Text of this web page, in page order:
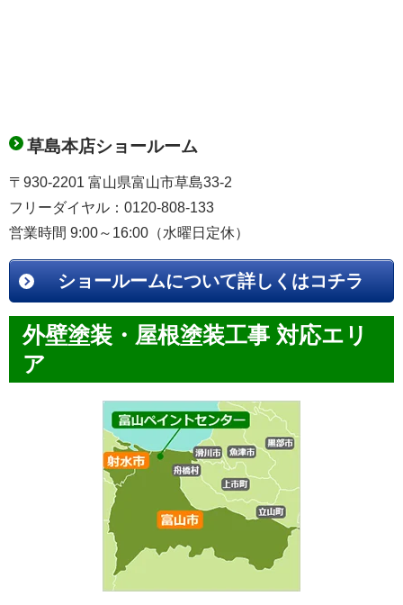
草島本店ショールーム
〒930-2201 富山県富山市草島33-2
フリーダイヤル：0120-808-133
営業時間 9:00～16:00（水曜日定休）
ショールームについて詳しくはコチラ
外壁塗装・屋根塗装工事 対応エリ
ア